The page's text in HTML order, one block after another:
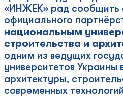
«ИНЖЕК» рад сообщить
официального
национальным
строительства и
одним из ведущих
университетов Украины
архитектуры,
современных